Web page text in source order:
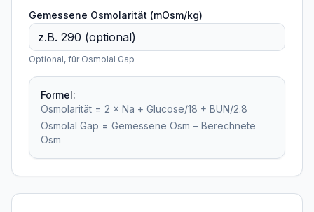
Gemessene Osmolarität (mOsm/kg)
Optional, für Osmolal Gap
Formel:
Osmolarität = 2 × Na + Glucose/18 + BUN/2.8
Osmolal Gap = Gemessene Osm − Berechnete
Osm